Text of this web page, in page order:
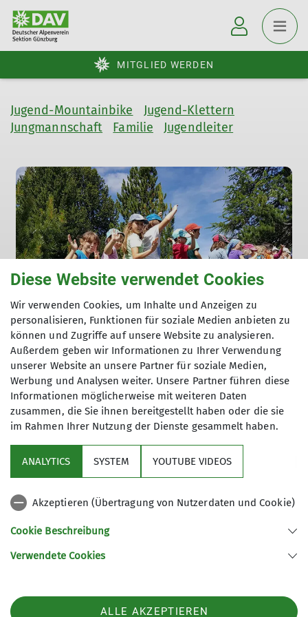
MITGLIED WERDEN
Jugend-Mountainbike
Jugend-Klettern
Jungmannschaft
Familie Jugendleiter
Familie
Mit Kind und Kegel ins Gebirge! Immer raus in die
Natur!
Mal hoch hinaus, mal ist unser Weg das Ziel!
Gemeinsam sein, und mit anderen toben, spielen und
lernen durch Erleben!
Das sind unsere Ziele!
Jede Familie, ob „groß“, ob „klein“, ist herzlich bei uns
Willkommen!
Mit einem Klick kommst Du zu denTouren für
Kinder, Jugendliche und Familien.
Nützliche Links
Sektion Günzburg des Deutschen Alpenvereins e.V.
Telefon +4982219646199
Diese Website verwendet Cookies
Wir verwenden Cookies, um Inhalte und Anzeigen zu
personalisieren, Funktionen für soziale Medien anbieten zu
können und Zugriffe auf unsere Website zu analysieren.
Außerdem geben wir Informationen zu Ihrer Verwendung
unserer Website an unsere Partner für soziale Medien,
Werbung und Analysen weiter. Unsere Partner führen diese
Informationen möglicherweise mit weiteren Daten
zusammen, die Sie ihnen bereitgestellt haben oder die sie
im Rahmen Ihrer Nutzung der Dienste gesammelt haben.
ANALYTICS SYSTEM YOUTUBE VIDEOS
Akzeptieren (Übertragung von Nutzerdaten und Cookie)
Cookie Beschreibung
Verwendete Cookies
ALLE AKZEPTIEREN